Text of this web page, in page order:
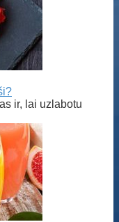
ir, lai uzlabotu